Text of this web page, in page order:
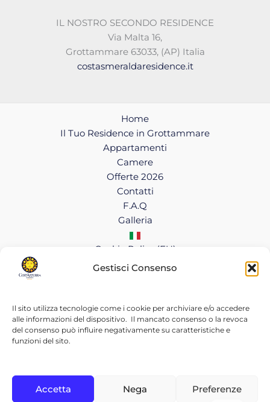
Gestisci Consenso
Il sito utilizza tecnologie come i cookie per archiviare e/o accedere
alle informazioni del dispositivo. Il mancato consenso o la revoca
del consenso può influire negativamente su caratteristiche e
funzioni del sito.
Accetta Nega Preferenze
IL TUO RESIDENCE A GROTTAMMARE
IL NOSTRO SECONDO RESIDENCE
Via Malta 16,
Grottammare 63033, (AP) Italia
costasmeraldaresidence.it
Home
Il Tuo Residence in Grottammare
Appartamenti
Camere
Offerte 2026
Contatti
F.A.Q
Galleria
Cookie Policy (EU)
P.IVA 01414260446